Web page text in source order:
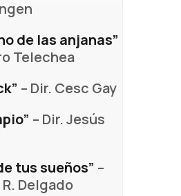
de las anjanas”
Telechea
– Dir. Cesc Gay
– Dir. Jesús
tus sueños” –
Delgado